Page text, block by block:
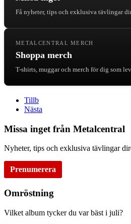
Få nyheter, tips och exklusiva tävlingar
METALCENTRAL MERCH
Shoppa merch
T-shirts, muggar och merch för dig som
Tillb
Nästa
Missa inget från Metalcentral
Nyheter, tips och exklusiva tävlingar
Prenumerera
Omröstning
Vilket album tycker du var bäst i juli?